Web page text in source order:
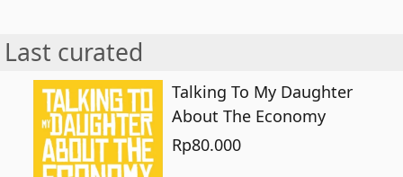
Last curated
Talking To My Daughter
About The Economy
Rp80.000